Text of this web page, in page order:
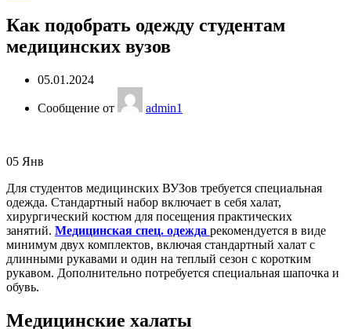
Как подобрать одежду студентам
медицинских вузов
05.01.2024
Сообщение от admin1
05 Янв
Для студентов медицинских ВУЗов требуется специальная
одежда. Стандартный набор включает в себя халат,
хирургический костюм для посещения практических
занятий. Медицинская спец. одежда рекомендуется в виде
минимум двух комплектов, включая стандартный халат с
длинными рукавами и один на теплый сезон с коротким
рукавом. Дополнительно потребуется специальная шапочка и
обувь.
Медицинские халаты